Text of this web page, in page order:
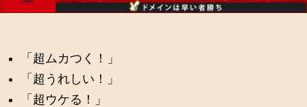
「超ムカつく！」
「超うれしい！」
「超ウケる！」